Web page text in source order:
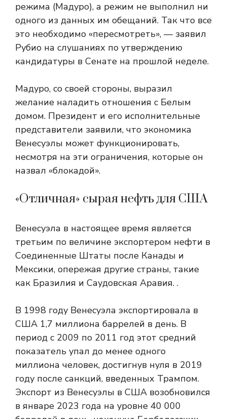
режима (Мадуро), а режим не выполнил ни
одного из данных им обещаний. Так что все
это необходимо «пересмотреть», — заявил
Рубио на слушаниях по утверждению
кандидатуры в Сенате на прошлой неделе.
Мадуро, со своей стороны, выразил
желание наладить отношения с Белым
домом. Президент и его исполнительные
представители заявили, что экономика
Венесуэлы может функционировать,
несмотря на эти ограничения, которые он
назвал «блокадой».
«Отличная» сырая нефть для США
Венесуэла в настоящее время является
третьим по величине экспортером нефти в
Соединенные Штаты после Канады и
Мексики, опережая другие страны, такие
как Бразилия и Саудовская Аравия. .
В 1998 году Венесуэла экспортировала в
США 1,7 миллиона баррелей в день. В
период с 2009 по 2011 год этот средний
показатель упал до менее одного
миллиона человек, достигнув нуля в 2019
году после санкций, введенных Трампом.
Экспорт из Венесуэлы в США возобновился
в январе 2023 года на уровне 40 000